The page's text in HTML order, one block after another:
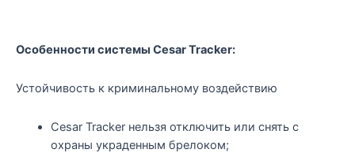
Особенности системы Cesar Tracker:
Устойчивость к криминальному воздействию
Cesar Tracker нельзя отключить или снять с
охраны украденным брелоком;